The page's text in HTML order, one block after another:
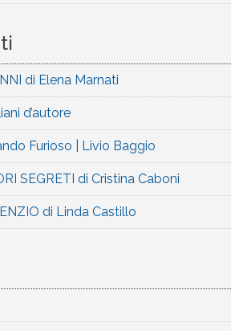
di Elena Marnati
d’autore
Furioso | Livio Baggio
SEGRETI di Cristina Caboni
di Linda Castillo